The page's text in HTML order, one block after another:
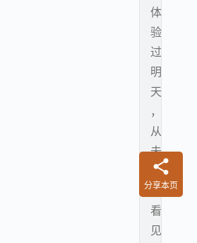
体
验
过
明
天
，
从
未
有
人
看
见
分享本页